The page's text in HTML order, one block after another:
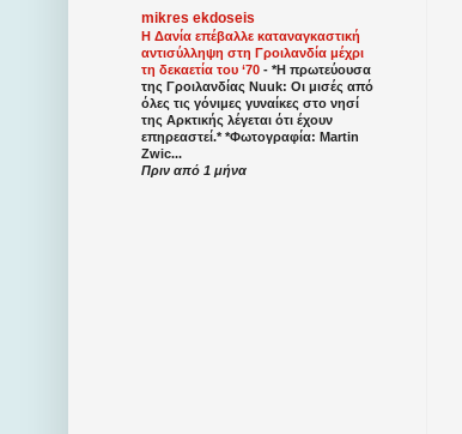
mikres ekdoseis
Η Δανία επέβαλλε καταναγκαστική
αντισύλληψη στη Γροιλανδία μέχρι
τη δεκαετία του ‘70 - *Η πρωτεύουσα
της Γροιλανδίας Nuuk: Οι μισές από
όλες τις γόνιμες γυναίκες στο νησί
της Αρκτικής λέγεται ότι έχουν
επηρεαστεί.* *Φωτογραφία: Martin
Zwic...
Πριν από 1 μήνα